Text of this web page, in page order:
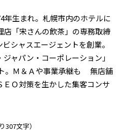
年生まれ。札幌市内のホテルに
店「宋さんの飲茶」の専務取締
シャスエージェントを創業。
ャパン・コーポレーション」
。Ｍ＆Ａや事業承継も 無店舗
Ｏ対策を生かした集客コンサ
307文字）